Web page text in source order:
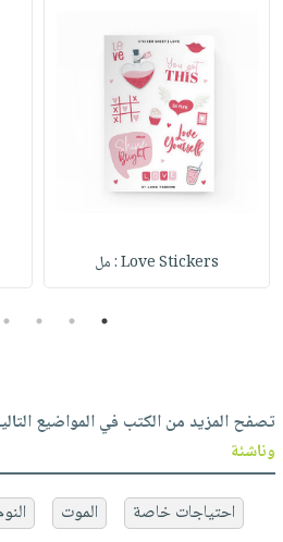
Love Stickers : مل
1
2
3
4
تصفح المزيد من الكتب في المواضيع
وناشئة
احتياجات خاصة الموت